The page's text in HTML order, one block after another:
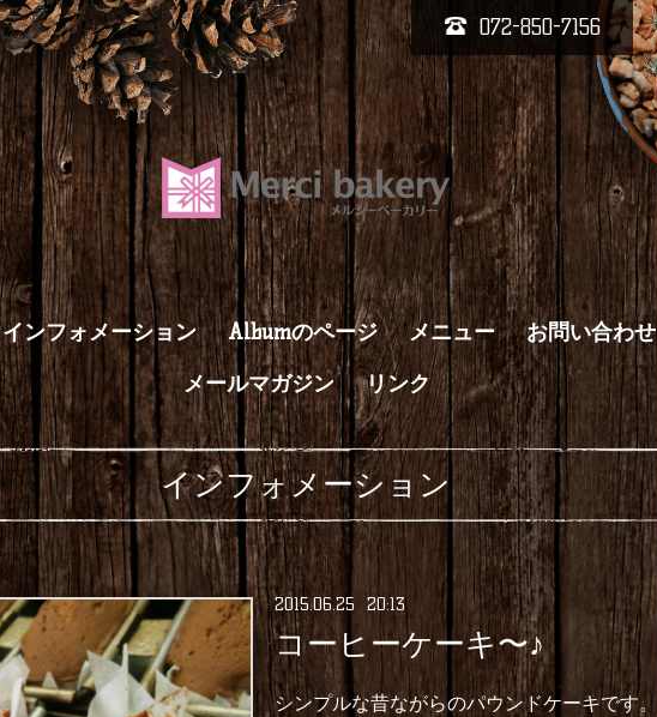
072-850-7156
インフォメーション Albumのページ メニュー お問い合わせ
メールマガジン
リンク
インフォメーション
2015.06.25 20:13
コーヒーケーキ〜♪
シンプルな昔ながらのパウンドケーキです。